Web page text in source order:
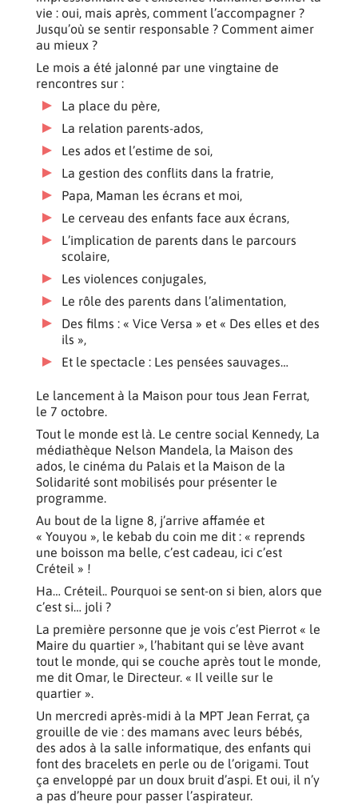
vie : oui, mais après, comment l’accompagner ?
Jusqu’où se sentir responsable ? Comment aimer
au mieux ?
Le mois a été jalonné par une vingtaine de
rencontres sur :
La place du père,
La relation parents-ados,
Les ados et l’estime de soi,
La gestion des conflits dans la fratrie,
Papa, Maman les écrans et moi,
Le cerveau des enfants face aux écrans,
L’implication de parents dans le parcours
scolaire,
Les violences conjugales,
Le rôle des parents dans l’alimentation,
Des films : « Vice Versa » et « Des elles et des
ils »,
Et le spectacle : Les pensées sauvages…
Le lancement à la Maison pour tous Jean Ferrat,
le 7 octobre.
Tout le monde est là. Le centre social Kennedy, La
médiathèque Nelson Mandela, la Maison des
ados, le cinéma du Palais et la Maison de la
Solidarité sont mobilisés pour présenter le
programme.
Au bout de la ligne 8, j’arrive affamée et
« Youyou », le kebab du coin me dit : « reprends
une boisson ma belle, c’est cadeau, ici c’est
Créteil » !
Ha… Créteil.. Pourquoi se sent-on si bien, alors que
c’est si… joli ?
La première personne que je vois c’est Pierrot « le
Maire du quartier », l’habitant qui se lève avant
tout le monde, qui se couche après tout le monde,
me dit Omar, le Directeur. « Il veille sur le
quartier ».
Un mercredi après-midi à la MPT Jean Ferrat, ça
grouille de vie : des mamans avec leurs bébés,
des ados à la salle informatique, des enfants qui
font des bracelets en perle ou de l’origami. Tout
ça enveloppé par un doux bruit d’aspi. Et oui, il n’y
a pas d’heure pour passer l’aspirateur.